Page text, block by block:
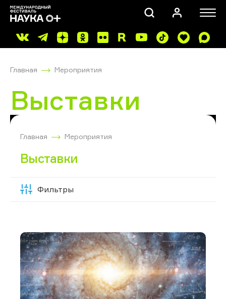
Главная Мероприятия
Выставки
Главная Мероприятия
Выставки
Фильтры